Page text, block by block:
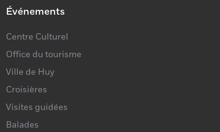
Office du tourisme
Ville de Huy
Croisières
Visites guidées
Balades
Événements sportifs